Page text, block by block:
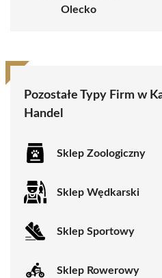
Olecko
Pozostałe Typy Firm w
Handel
Sklep Zoologiczny
Sklep Wędkarski
Sklep Sportowy
Sklep Rowerowy